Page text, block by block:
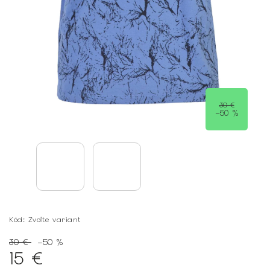
30 €
–50 %
Kód: Zvoľte variant
30 € –50 %
15 €